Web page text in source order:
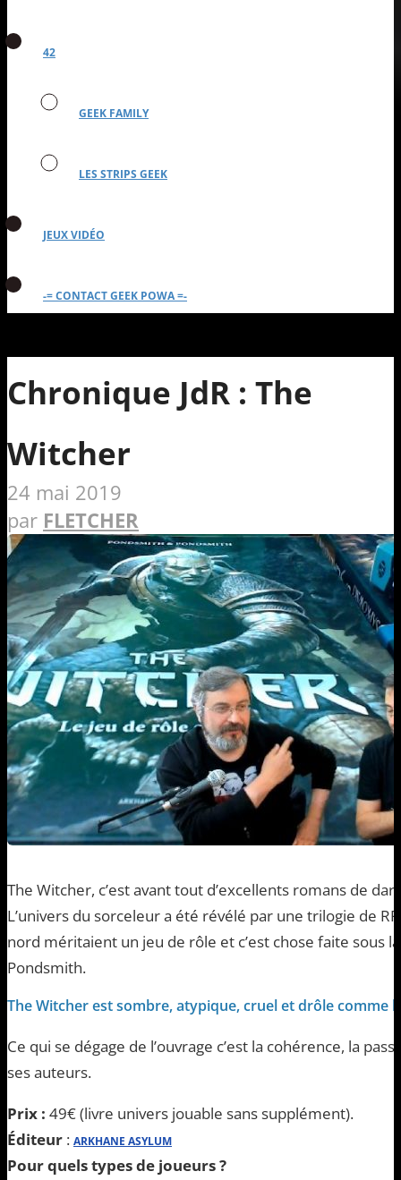
42
GEEK FAMILY
LES STRIPS GEEK
JEUX VIDÉO
-= CONTACT GEEK POWA =-
Chronique JdR : The
Witcher
24 mai 2019
par FLETCHER
The Witcher, c’est avant tout d’excellents romans de
L’univers du sorceleur a été révélé par une trilogie de
nord méritaient un jeu de rôle et c’est chose faite sous
Pondsmith.
The Witcher est sombre, atypique, cruel et drôle comme
Ce qui se dégage de l’ouvrage c’est la cohérence, la
ses auteurs.
Prix : 49€ (livre univers jouable sans supplément).
Éditeur : ARKHANE ASYLUM
Pour quels types de joueurs ?